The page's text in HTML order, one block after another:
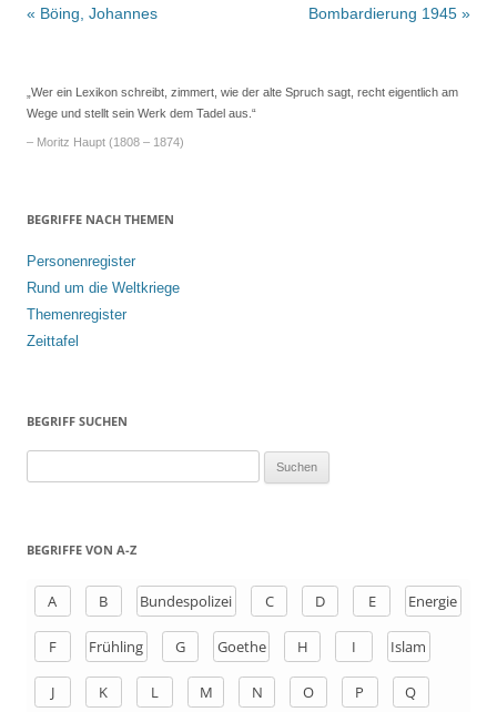
Beitrags-
« Böing, Johannes Bombardierung 1945 »
„Wer ein Lexikon schreibt, zimmert, wie der alte Spruch sagt, recht eigentlich am
Wege und stellt sein Werk dem Tadel aus.“
– Moritz Haupt (1808 – 1874)
BEGRIFFE NACH THEMEN
Personenregister
Rund um die Weltkriege
Themenregister
Zeittafel
BEGRIFF SUCHEN
h
BEGRIFFE VON A-Z
A B Bundespolizei C D E Energie
F Frühling G Goethe H I Islam
J K L M N O P Q